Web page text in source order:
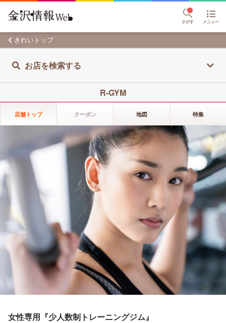
さがす メニュー
きれいトップ
お店を検索する
R-GYM
店舗トップ クーポン 地図 特集
女性専用『少人数制トレーニングジム』